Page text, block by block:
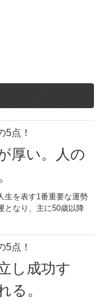
5点！
厚い。人の
生を表す1番重要な運勢
となり、主に50歳以降
5点！
し成功す
る。